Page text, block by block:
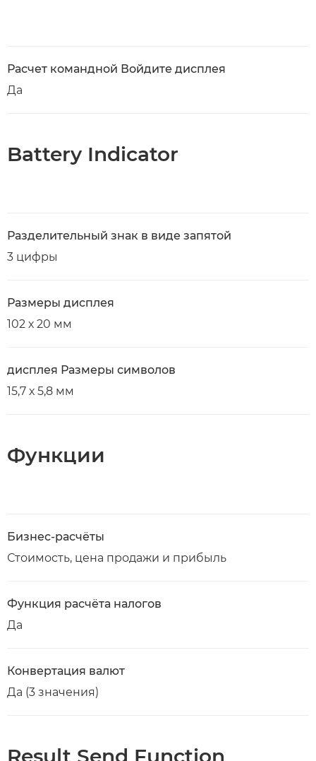
Расчет командной Войдите дисплея
Да
Battery Indicator
Разделительный знак в виде запятой
3 цифры
Размеры дисплея
102 х 20 мм
дисплея Размеры символов
15,7 х 5,8 мм
Функции
Бизнес-расчёты
Стоимость, цена продажи и прибыль
Функция расчёта налогов
Да
Конвертация валют
Да (3 значения)
Result Send Function